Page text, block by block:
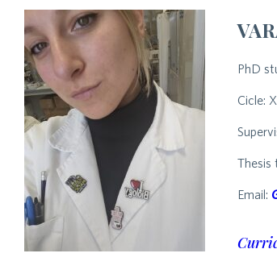
PhD
Cicle:
Thesis
Email: